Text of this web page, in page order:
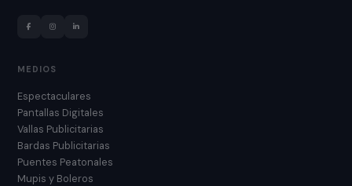
MEDIOS
Espectaculares
Pantallas Digitales
Vallas Publicitarias
Bardas Publicitarias
Puentes Peatonales
Mupis y Boleros